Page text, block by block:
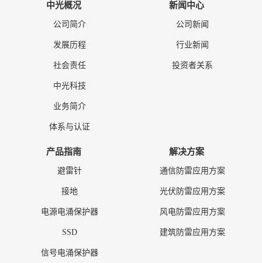
中光概况
公司简介
发展历程
社会责任
中光科技
业务简介
体系与认证
新闻中心
公司新闻
行业新闻
投资者关系
产品指南
避雷针
接地
电源电涌保护器
SSD
信号电涌保护器
解决方案
通信防雷应用方案
光伏防雷应用方案
风电防雷应用方案
建筑防雷应用方案